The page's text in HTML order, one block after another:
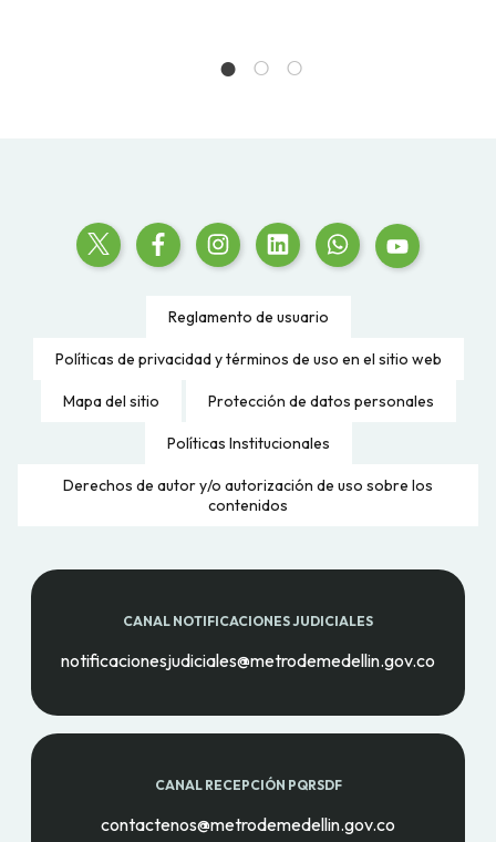
Reglamento de usuario
Políticas de privacidad y términos de uso en el sitio web
Mapa del sitio Protección de datos personales
Políticas Institucionales
Derechos de autor y/o autorización de uso sobre los
contenidos
CANAL NOTIFICACIONES JUDICIALES
notificacionesjudiciales@metrodemedellin.gov.co
CANAL RECEPCIÓN PQRSDF
contactenos@metrodemedellin.gov.co